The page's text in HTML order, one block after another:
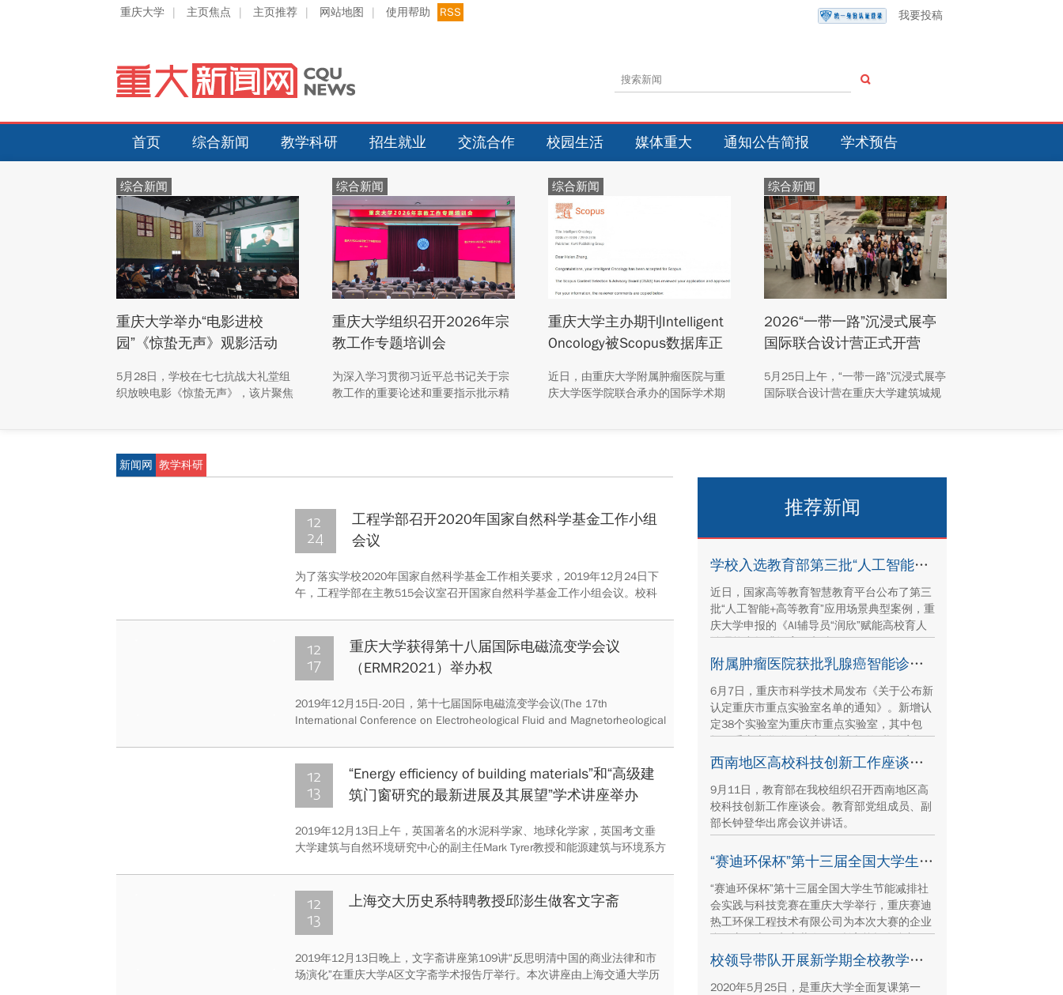
重庆大学 | 主页焦点 | 主页推荐 | 网站地图 | 使用帮助 RSS 我要投稿
首页 综合新闻 教学科研 招生就业 交流合作 校园生活 媒体重大 通知公告简报 学术预告
综合新闻
重庆大学举办“电影进校
园”《惊蛰无声》观影活动
5月28日，学校在七七抗战大礼堂组
织放映电影《惊蛰无声》，该片聚焦
验，并引发了对忠诚与奉献精神的思
考。
综合新闻
重庆大学组织召开2026年宗
教工作专题培训会
为深入学习贯彻习近平总书记关于宗
教工作的重要论述和重要指示批示精
员会综合处处长崔永波作专题报告。
学静主持。
综合新闻
重庆大学主办期刊Intelligent
Oncology被Scopus数据库正
近日，由重庆大学附属肿瘤医院与重
庆大学医学院联合承办的国际学术期
综合新闻
2026“一带一路”沉浸式展亭
国际联合设计营正式开营
5月25日上午，“一带一路”沉浸式展亭
国际联合设计营在重庆大学建筑城规
新闻网 教学科研
12
24
工程学部召开2020年国家自然科学基金工作小组
会议
为了落实学校2020年国家自然科学基金工作相关要求，2019年12月24日下
午，工程学部在主教515会议室召开国家自然科学基金工作小组会议。校科
12
17
重庆大学获得第十八届国际电磁流变学会议
（ERMR2021）举办权
2019年12月15日-20日，第十七届国际电磁流变学会议(The 17th
International Conference on Electroheological Fluid and Magnetorheological
12
13
“Energy efficiency of building materials”和“高级建
筑门窗研究的最新进展及其展望”学术讲座举办
2019年12月13日上午，英国著名的水泥科学家、地球化学家，英国考文垂
大学建筑与自然环境研究中心的副主任Mark Tyrer教授和能源建筑与环境系方
12
13
上海交大历史系特聘教授邱澎生做客文字斋
2019年12月13日晚上，文字斋讲座第109讲“反思明清中国的商业法律和市
场演化”在重庆大学A区文字斋学术报告厅举行。本次讲座由上海交通大学历
推荐新闻
学校入选教育部第三批“人工智能+高等教育”应用场景典型案例
近日，国家高等教育智慧教育平台公布了第三
批“人工智能+高等教育”应用场景典型案例，重
庆大学申报的《AI辅导员“润欣”赋能高校育人
治理能力提升》案例入选。
附属肿瘤医院获批乳腺癌智能诊疗重庆市重点实验室
6月7日，重庆市科学技术局发布《关于公布新
认定重庆市重点实验室名单的通知》。新增认
定38个实验室为重庆市重点实验室，其中包
括，重庆大学附属肿瘤医院申报的“乳腺癌智
能诊疗重庆市重点实验室”。该实验室由重庆
大学附属肿瘤医院与重庆大学合作共建，重庆
大学附属肿瘤医院院长徐波担任实验室负责
人。
西南地区高校科技创新工作座谈会在我校举行
9月11日，教育部在我校组织召开西南地区高
校科技创新工作座谈会。教育部党组成员、副
部长钟登华出席会议并讲话。
“赛迪环保杯”第十三届全国大学生节能减排社会实践与科技竞赛在重庆大学举办
“赛迪环保杯”第十三届全国大学生节能减排社
会实践与科技竞赛在重庆大学举行，重庆赛迪
热工环保工程技术有限公司为本次大赛的企业
合作方。本届竞赛共有427所高校报名参加，
提交有效作品4138件，参赛人数超过22000
人，参与高校和作品申报数量创历史新高。
校领导带队开展新学期全校教学检查工作
2020年5月25日，是重庆大学全面复课第一